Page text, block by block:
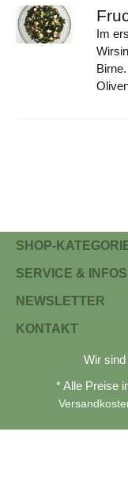
Im
SHOP-
SERVICE & INFOS
NEWSLETTER
KONTAKT
Wir sind
* Alle Preise